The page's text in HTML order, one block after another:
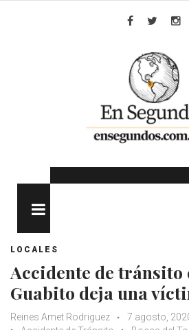
LOCALES
Accidente de tránsito
Guabito deja una
Reines Amet Rodriguez
7 agosto,